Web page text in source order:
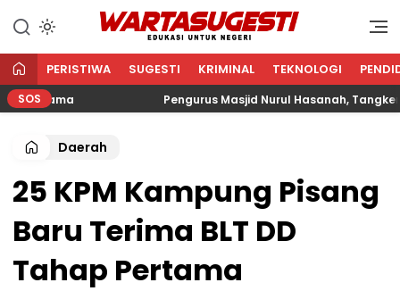
WARTA SUGESTI √ EDUKASI
Edukasi Untuk Negeri
PERISTIWA SUGESTI KRIMINAL TEKNOLOGI
SOS Pengurus Masjid Nurul Hasanah, Tangkerang
Daerah
25 KPM Kampung Pisang
Baru Terima BLT DD
Tahap Pertama